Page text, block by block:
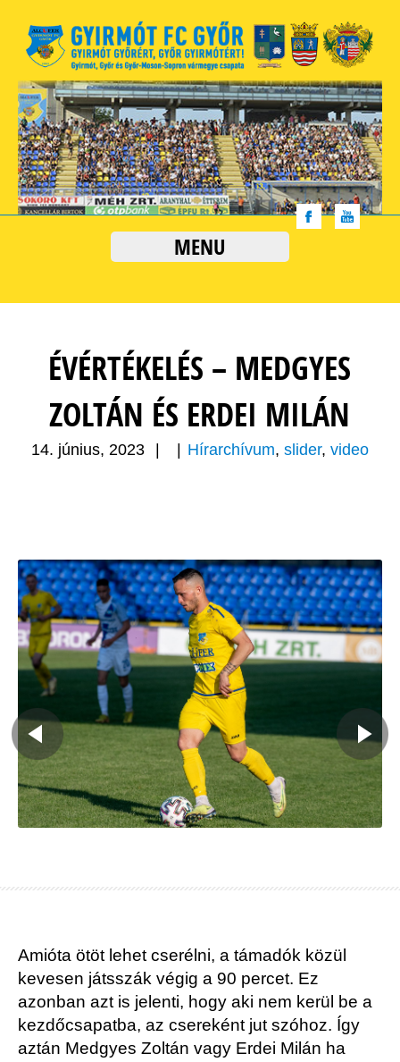
MENU
ÉVÉRTÉKELÉS – MEDGYES
ZOLTÁN ÉS ERDEI MILÁN
14. június, 2023 Hírarchívum, slider, video
Amióta ötöt lehet cserélni, a támadók közül
kevesen játsszák végig a 90 percet. Ez
azonban azt is jelenti, hogy aki nem kerül be a
kezdőcsapatba, az csereként jut szóhoz. Így
aztán Medgyes Zoltán vagy Erdei Milán ha